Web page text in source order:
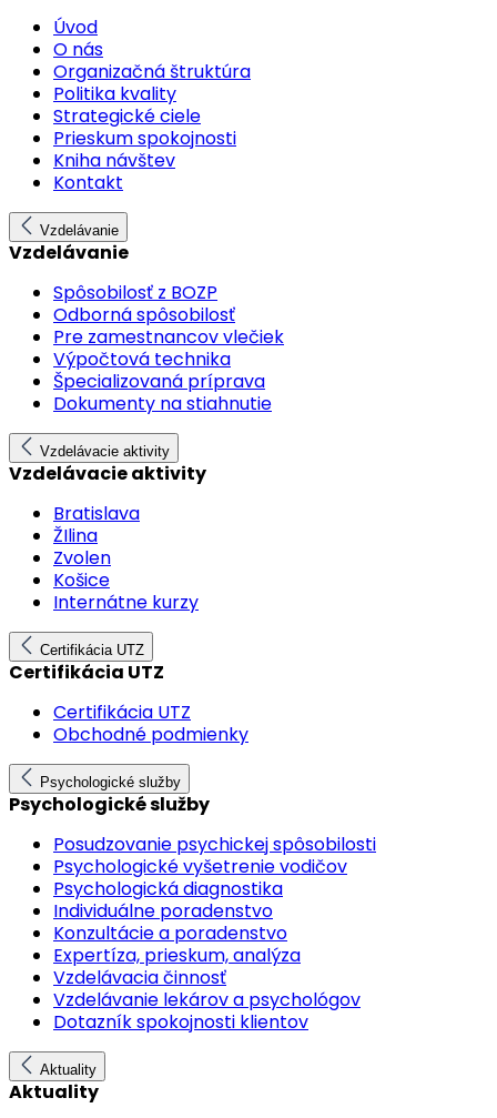
Úvod
O nás
Organizačná štruktúra
Politika kvality
Strategické ciele
Prieskum spokojnosti
Kniha návštev
Kontakt
Vzdelávanie
Vzdelávanie
Spôsobilosť z BOZP
Odborná spôsobilosť
Pre zamestnancov vlečiek
Výpočtová technika
Špecializovaná príprava
Dokumenty na stiahnutie
Vzdelávacie aktivity
Vzdelávacie aktivity
Bratislava
ŽIlina
Zvolen
Košice
Internátne kurzy
Certifikácia UTZ
Certifikácia UTZ
Certifikácia UTZ
Obchodné podmienky
Psychologické služby
Psychologické služby
Posudzovanie psychickej spôsobilosti
Psychologické vyšetrenie vodičov
Psychologická diagnostika
Individuálne poradenstvo
Konzultácie a poradenstvo
Expertíza, prieskum, analýza
Vzdelávacia činnosť
Vzdelávanie lekárov a psychológov
Dotazník spokojnosti klientov
Aktuality
Aktuality